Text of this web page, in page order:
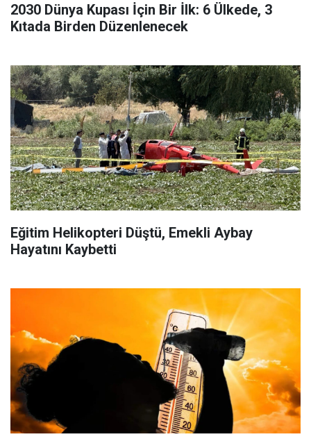
2030 Dünya Kupası İçin Bir İlk: 6 Ülkede, 3
Kıtada Birden Düzenlenecek
Eğitim Helikopteri Düştü, Emekli Aybay
Hayatını Kaybetti